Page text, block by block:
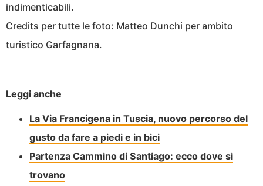
indimenticabili.
Credits per tutte le foto: Matteo Dunchi per ambito
turistico Garfagnana.
Leggi anche
La Via Francigena in Tuscia, nuovo percorso del
gusto da fare a piedi e in bici
Partenza Cammino di Santiago: ecco dove si
trovano